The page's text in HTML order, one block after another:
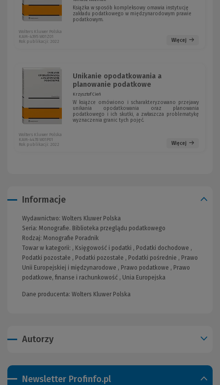
Książka w sposób kompleksowy omawia instytucję
zakładu podatkowego w międzynarodowym prawie
podatkowym.
Więcej
Wolters Kluwer Polska
KAM-4395 W01Z01
Rok publikacji: 2022
Unikanie opodatkowania a
planowanie podatkowe
Krzysztof Cień
W książce omówiono i scharakteryzowano przejawy
unikania opodatkowania oraz planowania
podatkowego i ich skutki, a zwłaszcza problematykę
wyznaczenia granic tych pojęć.
Więcej
Wolters Kluwer Polska
KAM-4478 W01P01
Rok publikacji: 2022
Informacje
Wydawnictwo: Wolters Kluwer Polska
Seria: Monografie. Biblioteka przeglądu podatkowego
Rodzaj: Monografie Poradnik
Towar w kategorii: , Księgowość i podatki , Podatki dochodowe ,
Podatki pozostałe , Podatki pozostałe , Podatki pośrednie , Prawo
Unii Europejskiej i międzynarodowe , Prawo podatkowe , Prawo
podatkowe, finanse i rachunkowość , Unia Europejska
Dane producenta: Wolters Kluwer Polska
Autorzy
Newsletter Profinfo.pl